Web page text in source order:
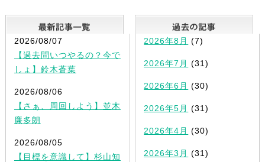
最新記事一覧
2026/08/07
【過去問いつやるの？今で
しょ】鈴木蒼葉
2026/08/06
【さぁ、周回しよう】並木
廉多朗
2026/08/05
【目標を意識して】杉山知
2026年8月 (7)
2026年7月 (31)
2026年6月 (30)
2026年5月 (31)
2026年4月 (30)
2026年3月 (31)